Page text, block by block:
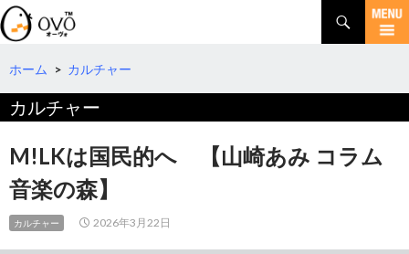
検
索
コ
テ
ツ
へ
移
動
ホーム > カルチャー
カルチャー
M!LKは国民的へ 【山崎あみ コラム
音楽の森】
カルチャー 2026年3月22日